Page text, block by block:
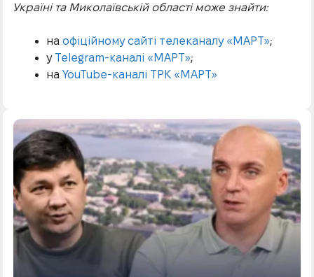
Україні та Миколаївській області може знайти:
на офіційному сайті телеканалу «МАРТ»;
у Telegram-каналі «МАРТ»;
на YouTube-каналі ТРК «МАРТ»